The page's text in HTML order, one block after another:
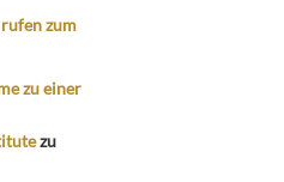
zum
zu einer
zu